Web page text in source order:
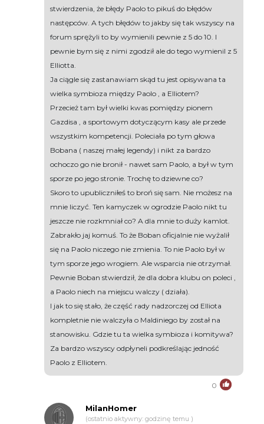
stwierdzenia, że błędy Paolo to pikuś do błędów
następców. A tych błędów to jakby się tak wszyscy na
forum sprężyli to by wymienili pewnie z 5 do 10. I
pewnie bym się z nimi zgodził ale do tego wymienil z 5
Elliotta.
Ja ciągle się zastanawiam skąd tu jest opisywana ta
wielka symbioza między Paolo , a Elliotem?
Przecież tam był wielki kwas pomiędzy pionem
Gazdisa , a sportowym dotyczącym kasy ale przede
wszystkim kompetencji. Poleciała po tym głowa
Bobana ( naszej małej legendy) i nikt za bardzo
ochoczo go nie bronił - nawet sam Paolo, a był w tym
sporze po jego stronie. Trochę to dziewne co?
Skoro to upubliczniłeś to broń się sam. Nie możesz na
mnie liczyć. Ten kamyczek w ogrodzie Paolo nikt tu
jeszcze nie rozkmniał co? A dla mnie to duży kamlot.
Zabrakło jaj komuś. To że Boban oficjalnie nie wyżalił
się na Paolo niczego nie zmienia. To nie Paolo był w
tym sporze jego wrogiem. Ale wsparcia nie otrzymał.
Pewnie Boban stwierdził, że dla dobra klubu on poleci ,
a Paolo niech na miejscu walczy ( działa).
I jak to się stało, że część rady nadzorczej od Elliota
kompletnie nie walczyła o Maldiniego by został na
stanowisku. Gdzie tu ta wielka symbioza i komitywa?
Za bardzo wszyscy odpłyneli podkreślając jedność
Paolo z Elliotem.
0
MilanHomer
(ostatnio aktywny: godzinę temu )